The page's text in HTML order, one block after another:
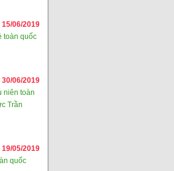
15/06/2019
toàn quốc
30/06/2019
niên toàn
Trần
19/05/2019
quốc